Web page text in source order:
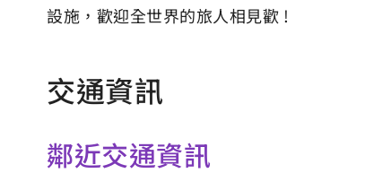
設施，歡迎全世界的旅人相見歡 !
交通資訊
鄰近交通資訊